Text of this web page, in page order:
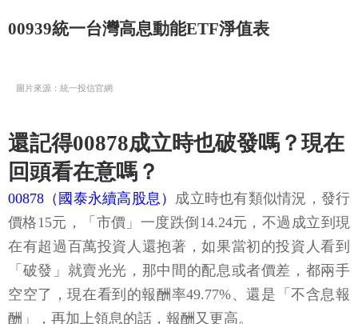
00939統一台灣高息動能ETF淨值表
圖片來源：統一投信官網
還記得00878成立時也破發嗎？現在
回頭看在意嗎？
00878（國泰永續高股息） 成立時也有類似情況，發行
價格15元，「市價」一度跌倒14.24元，不過成立到現
在有超過百萬投資人還抱著，如果當初的投資人看到
「破發」就賣光光，那中間的配息或者價差，都兩手
空空了，現在看到的報酬率49.77%、還是「不含息報
酬」，再加上領息的話，報酬又更高。